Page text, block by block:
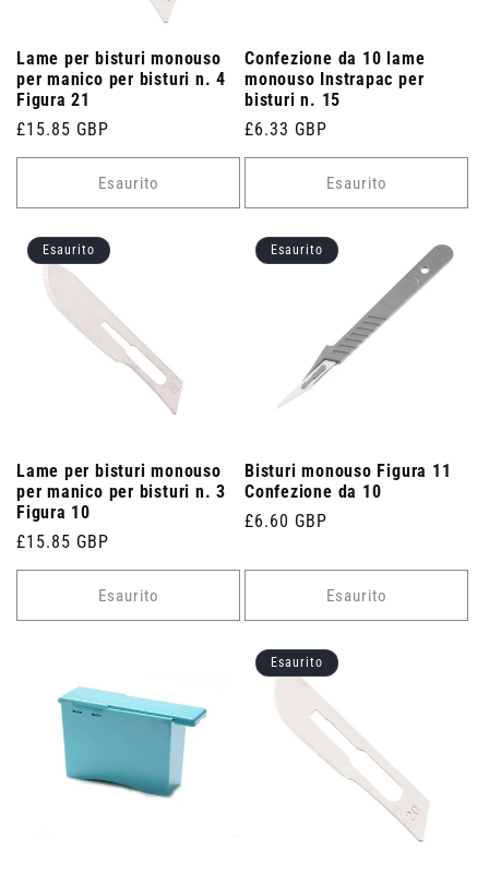
Lame per bisturi monouso
per manico per bisturi n. 4
Figura 21
Prezzo
di
£15.85 GBP
Esaurito
Confezione da 10 lame
monouso Instrapac per
bisturi n. 15
Prezzo
di
£6.33 GBP
Esaurito
Esaurito
Lame per bisturi monouso
per manico per bisturi n. 3
Figura 10
Prezzo
di
£15.85 GBP
Esaurito
Esaurito
Bisturi monouso Figura 11
Confezione da 10
Prezzo
listino
£6.60 GBP
Esaurito
Esaurito